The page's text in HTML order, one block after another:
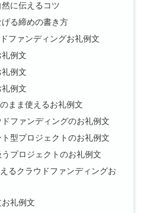
に伝えるコツ
る締めの書き方
ファンディングお礼例文
例文
例文
例文
まま使えるお礼例文
ファンディングのお礼例文
型プロジェクトのお礼例文
プロジェクトのお礼例文
るクラウドファンディングお
礼例文